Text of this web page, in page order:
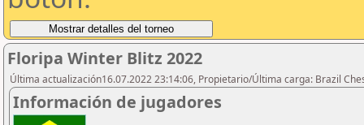
Floripa Winter Blitz 2022
Última actualización16.07.2022 23:14:06, Propietario/Última carga: Brazil
Información de jugadores